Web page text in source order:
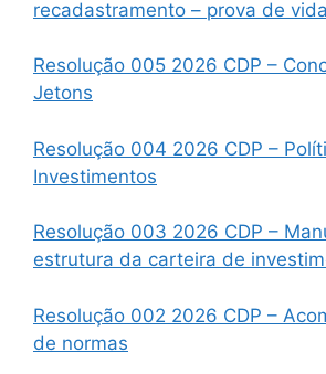
recadastramento – prova de vida
Resolução 005 2026 CDP –
Jetons
Resolução 004 2026 CDP –
Investimentos
Resolução 003 2026 CDP –
estrutura da carteira de
Resolução 002 2026 CDP –
de normas